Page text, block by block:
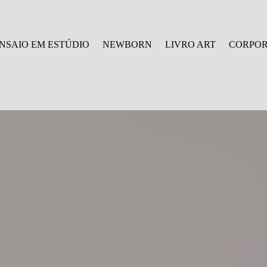
EM ESTÚDIO NEWBORN LIVRO ART